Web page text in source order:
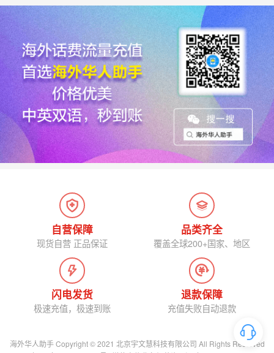
自营保障
现货自营 正品保证
品类齐全
覆盖全球200+国家、地区
闪电发货
极速充值，极速到账
退款保障
充值失败自动退款
海外华人助手 Copyright © 2021 北京宇文慧科技有限公司 All Rights Reserved